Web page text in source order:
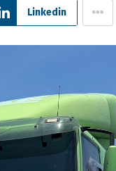
Linkedin